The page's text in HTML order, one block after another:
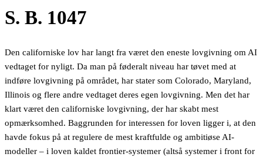
S. B. 1047
Den californiske lov har langt fra været den eneste lovgivning om AI
vedtaget for nyligt. Da man på føderalt niveau har tøvet med at
indføre lovgivning på området, har stater som Colorado, Maryland,
Illinois og flere andre vedtaget deres egen lovgivning. Men det har
klart været den californiske lovgivning, der har skabt mest
opmærksomhed. Baggrunden for interessen for loven ligger i, at den
havde fokus på at regulere de mest kraftfulde og ambitiøse AI-
modeller – i loven kaldet frontier-systemer (altså systemer i front for